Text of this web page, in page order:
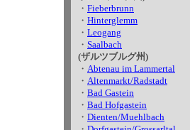
・ Fieberbrunn
・ Hinterglemm
・ Leogang
・ Saalbach
(ザルツブルグ州)
・ Abtenau im Lammertal
・ Altenmarkt/Radstadt
・ Bad Gastein
・ Bad Hofgastein
・ Dienten/Muehlbach